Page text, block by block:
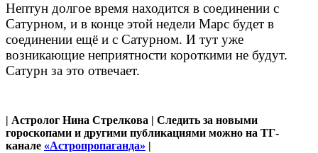
Нептун долгое время находится в соединении с
Сатурном, и в конце этой недели Марс будет в
соединении ещё и с Сатурном. И тут уже
возникающие неприятности короткими не будут.
Сатурн за это отвечает.
| Астролог Нина Стрелкова | Следить за новыми
гороскопами и другими публикациями можно на ТГ-
канале «Астропропаганда» |